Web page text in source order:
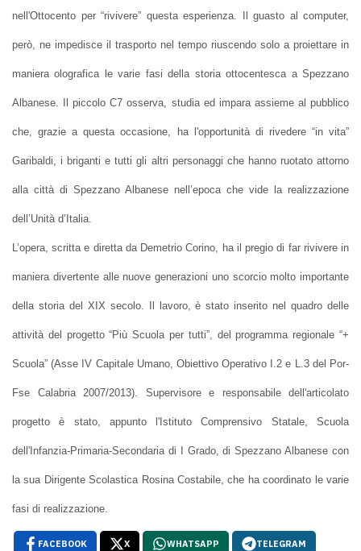
nell'Ottocento per “rivivere” questa esperienza. Il guasto al computer,
però, ne impedisce il trasporto nel tempo riuscendo solo a proiettare in
maniera olografica le varie fasi della storia ottocentesca a Spezzano
Albanese. Il piccolo C7 osserva, studia ed impara assieme al pubblico
che, grazie a questa occasione, ha l'opportunità di rivedere “in vita”
Garibaldi, i briganti e tutti gli altri personaggi che hanno ruotato attorno
alla città di Spezzano Albanese nell’epoca che vide la realizzazione
dell’Unità d’Italia.
L’opera, scritta e diretta da Demetrio Corino, ha il pregio di far rivivere in
maniera divertente alle nuove generazioni uno scorcio molto importante
della storia del XIX secolo. Il lavoro, è stato inserito nel quadro delle
attività del progetto “Più Scuola per tutti”, del programma regionale “+
Scuola” (Asse IV Capitale Umano, Obiettivo Operativo I.2 e L.3 del Por-
Fse Calabria 2007/2013). Supervisore e responsabile dell'articolato
progetto è stato, appunto l'Istituto Comprensivo Statale, Scuola
dell'Infanzia-Primaria-Secondaria di I Grado, di Spezzano Albanese con
la sua Dirigente Scolastica Rosina Costabile, che ha coordinato le varie
fasi di realizzazione.
FACEBOOK X WHATSAPP TELEGRAM